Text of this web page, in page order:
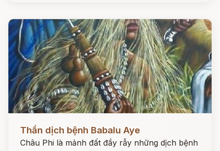
Đọc ngay
Thần dịch bệnh Babalu Aye
Châu Phi là mảnh đất đầy rẫy những dịch bệnh